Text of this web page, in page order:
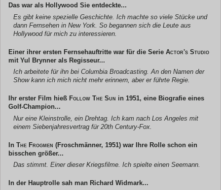
Das war als Hollywood Sie entdeckte...
Es gibt keine spezielle Geschichte. Ich machte so viele Stücke und
dann Fernsehen in New York. So begannen sich die Leute aus
Hollywood für mich zu interessieren.
Einer ihrer ersten Fernsehauftritte war für die Serie Actor's Studio
mit Yul Brynner als Regisseur...
Ich arbeitete für ihn bei Columbia Broadcasting. An den Namen der
Show kann ich mich nicht mehr erinnern, aber er führte Regie.
Ihr erster Film hieß Follow The Sun in 1951, eine Biografie eines
Golf-Champion...
Nur eine Kleinstrolle, ein Drehtag. Ich kam nach Los Angeles mit
einem Siebenjahresvertrag für 20th Century-Fox.
In The Frogmen (Froschmänner, 1951) war Ihre Rolle schon ein
bisschen größer...
Das stimmt. Einer dieser Kriegsfilme. Ich spielte einen Seemann.
In der Hauptrolle sah man Richard Widmark...